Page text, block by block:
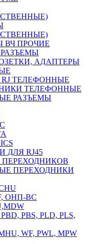
ВЧ ПРОЧИЕ
АДАПТЕРЫ
RJ ТЕЛЕФОННЫЕ
ТЕЛЕФОННЫЕ
РАЗЪЕМЫ
ДЛЯ RJ45
ПЕРЕХОДНИКОВ
ПЕРЕХОДНИКИ
ОНП-ВС
PBS, PLD, PLS,
WF, PWL, MPW